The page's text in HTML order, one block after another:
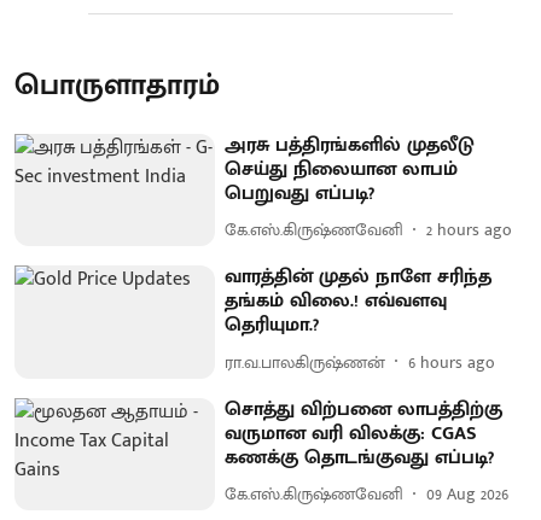
பொருளாதாரம்
அரசு பத்திரங்களில் முதலீடு
செய்து நிலையான லாபம்
பெறுவது எப்படி?
கே.எஸ்.கிருஷ்ணவேனி 2 hours ago
வாரத்தின் முதல் நாளே சரிந்த
தங்கம் விலை.! எவ்வளவு
தெரியுமா.?
ரா.வ.பாலகிருஷ்ணன் 6 hours ago
சொத்து விற்பனை லாபத்திற்கு
வருமான வரி விலக்கு: CGAS
கணக்கு தொடங்குவது எப்படி?
கே.எஸ்.கிருஷ்ணவேனி 09 Aug 2026